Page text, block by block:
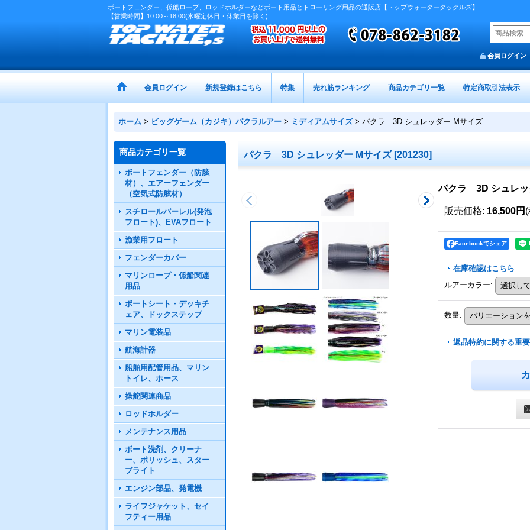
ボートフェンダー、係船ロープ、ロッドホルダーなどボート用品とトローリング用品の通販店【トップウォータータックルズ】
【営業時間】10:00～18:00(水曜定休日・休業日を除く)
会員ログイン
会員ログイン 新規登録はこちら 特集 売れ筋ランキング 商品カテゴリ一覧 特定商取引法表示
ホーム > ビッグゲーム（カジキ）パクラルアー > ミディアムサイズ > パクラ 3D シュレッダー Mサイズ
商品カテゴリ一覧
ボートフェンダー（防舷
材）、エアーフェンダー
（空気式防舷材）
スチロールバーレル(発泡
フロート)、EVAフロート
漁業用フロート
フェンダーカバー
マリンロープ・係船関連
用品
ボートシート・デッキチ
ェア、ドックステップ
マリン電装品
航海計器
船舶用配管用品、マリン
トイレ、ホース
操舵関連商品
ロッドホルダー
メンテナンス用品
ボート洗剤、クリーナ
ー、ポリッシュ、スター
ブライト
エンジン部品、発電機
ライフジャケット、セイ
フティー用品
パクラ 3D シュレッダー Mサイズ [201230]
パクラ 3D シュレッ
販売価格: 16,500円
Facebookでシェア
在庫確認はこちら
ルアーカラー:
数量:
返品特約に関する重